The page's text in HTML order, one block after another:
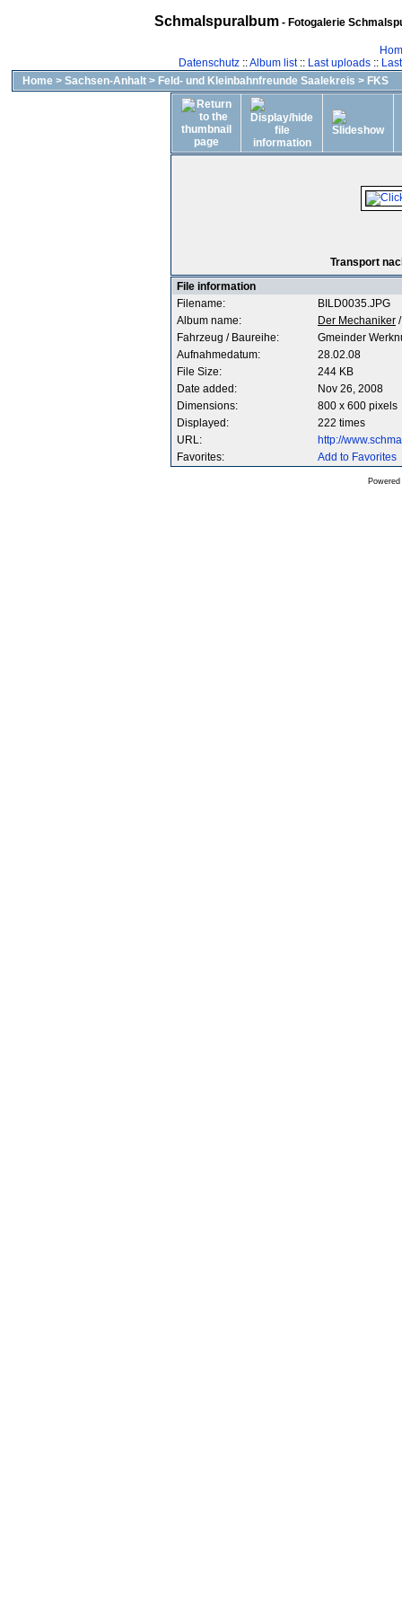
Schmalspuralbum- Fotogalerie
Datenschutz::Album list:: Last uploads::
Home > Sachsen-Anhalt > Feld- und Kleinbahnfreunde Saalekreis > FKS
Transport
File information
Filename:
BILD0035.JPG
Album name:
Der Mechaniker
Fahrzeug / Baureihe:
Gmeinder
Aufnahmedatum:
28.02.08
File Size:
244 KB
Date added:
Nov 26, 2008
Dimensions:
800 x 600 pixels
Displayed:
222 times
URL:
http://
Favorites:
Add to Favorites